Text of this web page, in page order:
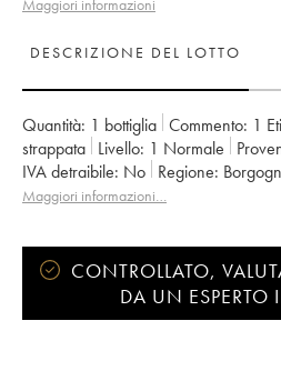
Maggiori informazioni
DESCRIZIONE DEL LOTTO
Quantità: 1 bottiglia Commento: 1
strappata Livello: 1 Normale
IVA detraibile:
no Regione:
Classificazione:
1er Cru
Maggiori informazioni…
CONTROLLATO,
DA UN ESPERTO